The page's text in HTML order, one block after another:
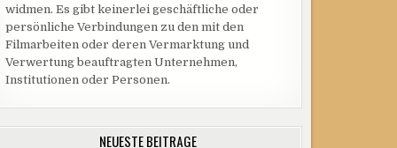
widmen. Es gibt keinerlei geschäftliche oder
persönliche Verbindungen zu den mit den
Filmarbeiten oder deren Vermarktung und
Verwertung beauftragten Unternehmen,
Institutionen oder Personen.
NEUESTE BEITRÄGE